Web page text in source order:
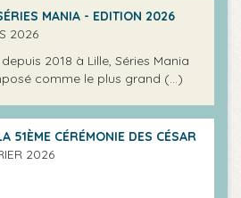
MANIA - EDITION 2026
2026
2018 à Lille, Séries Mania
comme le plus grand (…)
51ÈME CÉRÉMONIE DES CÉSAR
2026